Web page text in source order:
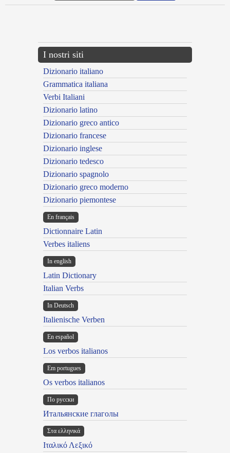
I nostri siti
Dizionario italiano
Grammatica italiana
Verbi Italiani
Dizionario latino
Dizionario greco antico
Dizionario francese
Dizionario inglese
Dizionario tedesco
Dizionario spagnolo
Dizionario greco moderno
Dizionario piemontese
En français
Dictionnaire Latin
Verbes italiens
In english
Latin Dictionary
Italian Verbs
In Deutsch
Italienische Verben
En español
Los verbos italianos
Em portugues
Os verbos italianos
По русски
Итальянские глаголы
Στα ελληνικά
Ιταλικό Λεξικό